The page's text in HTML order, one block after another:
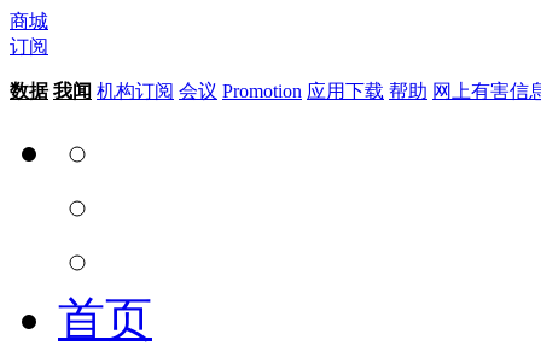
商城
订阅
数据 我闻 机构订阅 会议 Promotion 应用下载 帮助 网上有害信
首页